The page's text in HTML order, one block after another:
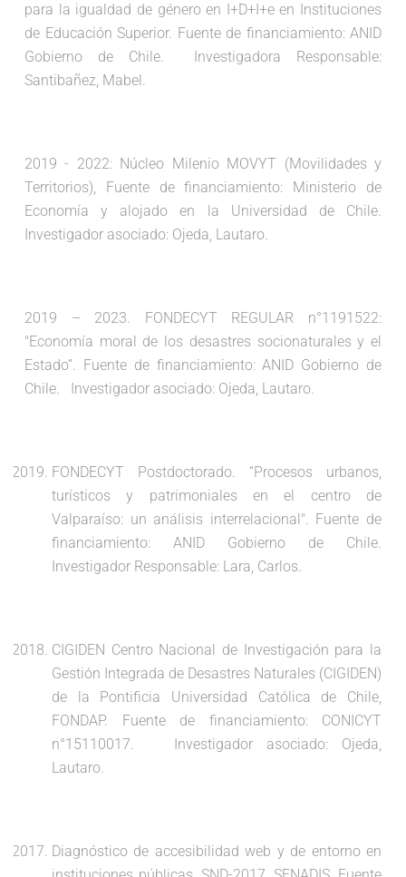
para la igualdad de género en I+D+I+e en Instituciones
de Educación Superior. Fuente de financiamiento: ANID
Gobierno de Chile. Investigadora Responsable:
Santibañez, Mabel.
2019 - 2022: Núcleo Milenio MOVYT (Movilidades y
Territorios), Fuente de financiamiento: Ministerio de
Economía y alojado en la Universidad de Chile.
Investigador asociado: Ojeda, Lautaro.
2019 – 2023. FONDECYT REGULAR n°1191522:
"Economía moral de los desastres socionaturales y el
Estado”. Fuente de financiamiento: ANID Gobierno de
Chile. Investigador asociado: Ojeda, Lautaro.
FONDECYT Postdoctorado. “Procesos urbanos,
turísticos y patrimoniales en el centro de
Valparaíso: un análisis interrelacional". Fuente de
financiamiento: ANID Gobierno de Chile.
Investigador Responsable: Lara, Carlos.
CIGIDEN Centro Nacional de Investigación para la
Gestión Integrada de Desastres Naturales (CIGIDEN)
de la Pontificia Universidad Católica de Chile,
FONDAP. Fuente de financiamiento: CONICYT
n°15110017. Investigador asociado: Ojeda,
Lautaro.
Diagnóstico de accesibilidad web y de entorno en